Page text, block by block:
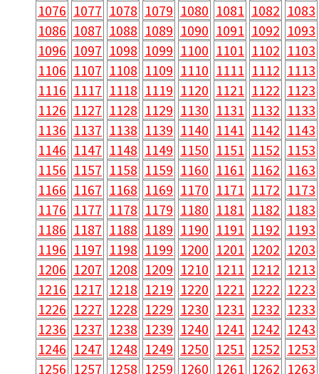
1076 1077 1078 1079 1080 1081 1082 1083
1086 1087 1088 1089 1090 1091 1092 1093
1096 1097 1098 1099 1100 1101 1102 1103
1106 1107 1108 1109 1110 1111 1112 1113
1116 1117 1118 1119 1120 1121 1122 1123
1126 1127 1128 1129 1130 1131 1132 1133
1136 1137 1138 1139 1140 1141 1142 1143
1146 1147 1148 1149 1150 1151 1152 1153
1156 1157 1158 1159 1160 1161 1162 1163
1166 1167 1168 1169 1170 1171 1172 1173
1176 1177 1178 1179 1180 1181 1182 1183
1186 1187 1188 1189 1190 1191 1192 1193
1196 1197 1198 1199 1200 1201 1202 1203
1206 1207 1208 1209 1210 1211 1212 1213
1216 1217 1218 1219 1220 1221 1222 1223
1226 1227 1228 1229 1230 1231 1232 1233
1236 1237 1238 1239 1240 1241 1242 1243
1246 1247 1248 1249 1250 1251 1252 1253
1256 1257 1258 1259 1260 1261 1262 1263